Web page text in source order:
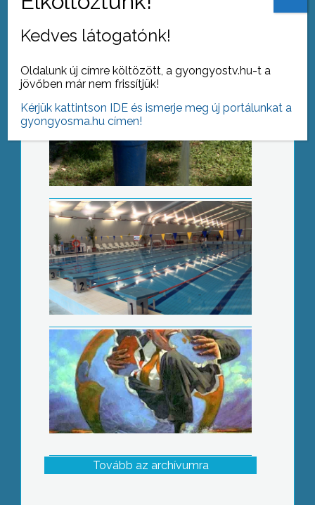
strand
Elhasználtuk a Föld erőforrásait
Tovább az archívumra
Kedves látogatónk!
Oldalunk új címre költözött, a gyongyostv.hu-t a
jövőben már nem frissítjük!
Kérjük kattintson IDE és ismerje meg új portálunkat a
gyongyosma.hu címen!